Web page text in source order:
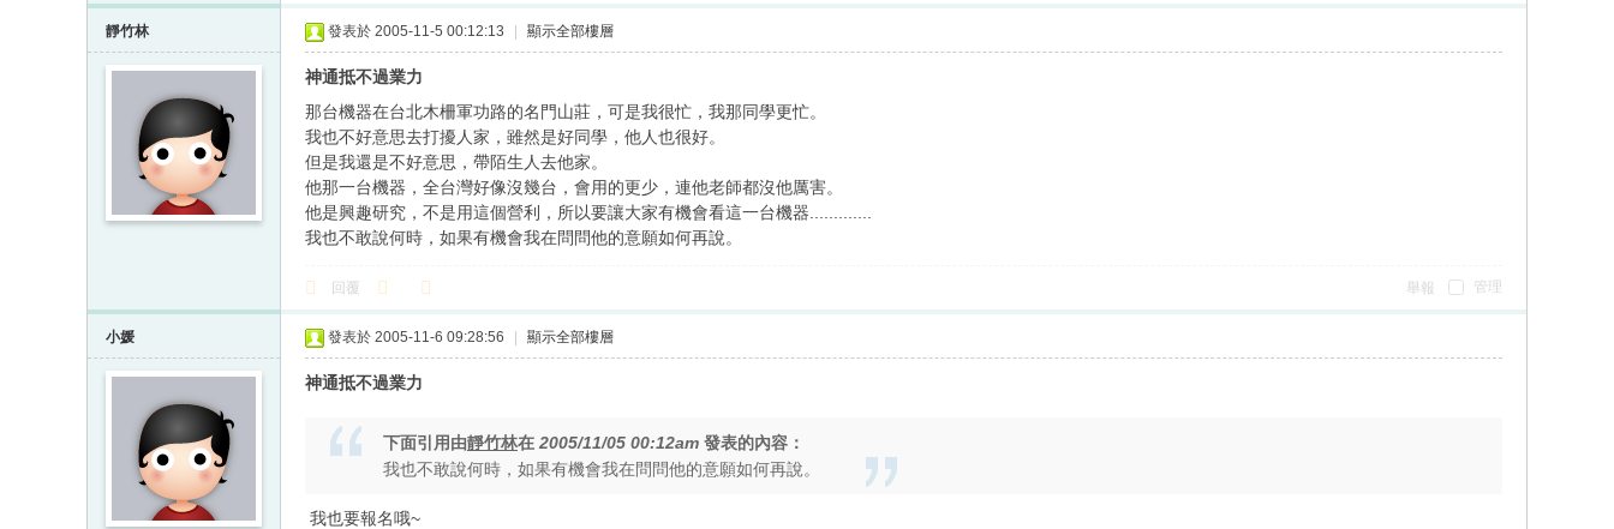
靜竹林 發表於 2005-11-5 00:12:13 顯示全部樓層
神通抵不過業力
那台機器在台北木柵軍功路的名門山莊，可是我很忙，我那同學更忙。
我也不好意思去打擾人家，雖然是好同學，他人也很好。
但是我還是不好意思，帶陌生人去他家。
他那一台機器，全台灣好像沒幾台，會用的更少，連他老師都沒他厲害。
他是興趣研究，不是用這個營利，所以要讓大家有機會看這一台機器.............
我也不敢說何時，如果有機會我在問問他的意願如何再說。
管理
回覆 舉報
小媛 發表於 2005-11-6 09:28:56 顯示全部樓層
神通抵不過業力
下面引用由靜竹林在 2005/11/05 00:12am 發表的內容：
我也不敢說何時，如果有機會我在問問他的意願如何再說。
我也要報名哦~